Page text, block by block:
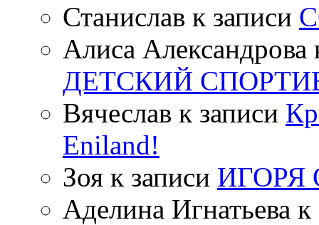
Станислав к записи
Алиса Александрова
ДЕТСКИЙ
Вячеслав к записи
Eniland!
Зоя к записи ИГОРЯ
Аделина Игнатьева к